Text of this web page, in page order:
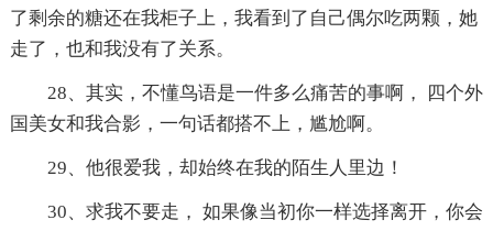
了剩余的糖还在我柜子上，我看到了自己偶尔吃两颗，她
走了，也和我没有了关系。
28、其实，不懂鸟语是一件多么痛苦的事啊， 四个外
国美女和我合影，一句话都搭不上，尴尬啊。
29、他很爱我，却始终在我的陌生人里边！
30、求我不要走， 如果像当初你一样选择离开，你会